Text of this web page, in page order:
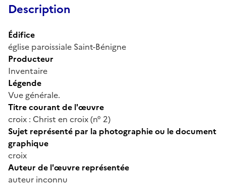
Description
Édifice
église paroissiale Saint-Bénigne
Producteur
Inventaire
Légende
Vue générale.
Titre courant de l'œuvre
croix : Christ en croix (n° 2)
Sujet représenté par la photographie ou le document
graphique
croix
Auteur de l'œuvre représentée
auteur inconnu